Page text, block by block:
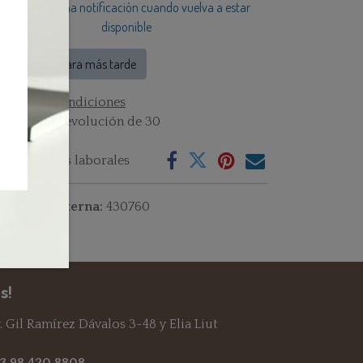
Reciba una notificación cuando vuelva a estar
disponible
Guardar para más tarde
y condiciones
de devolución de 30
2-3 días laborales
interna: 430760
Gil Ramírez Dávalos 3-48 y Elia Liut